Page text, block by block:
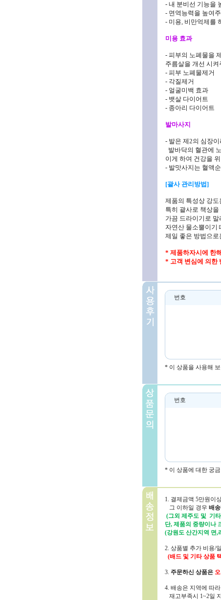
- 내 분비선 기능을
- 면역능력을 높여
- 미용, 비만억제를
미용 효과
- 피부의 노폐물을
주름살을 개선 시
- 피부 노폐물제거
- 각질제거
- 얼굴미백 효과
- 뱃살 다이어트
- 종아리 다이어트
발마사지
- 발은 제2의 심장
발바닥의 혈관에
이게 하여 건강을
- 발맛사지는 혈액
[괄사 관리방법]
제품의 특성상 강
특히 괄사로 책상
가끔 드라이기로
자연산 물소뿔이기
제일 좋은 방법으
* 제품하자시에 한
* 고객 변심에 의한
번호
* 이 상품을 사용해
번호
* 이 상품에 대한 궁
1. 결제금액 5만원이
그 이하일 경우 배
(그외 제주도 및 기
단, 제품의 중량이나
(강원도 산간지역 면,
2. 상품별 추가 비용/
(배드 및 기타 상품
3. 주문하신 상품은
4. 배송은 지역에 따
재고부족시 1~2일